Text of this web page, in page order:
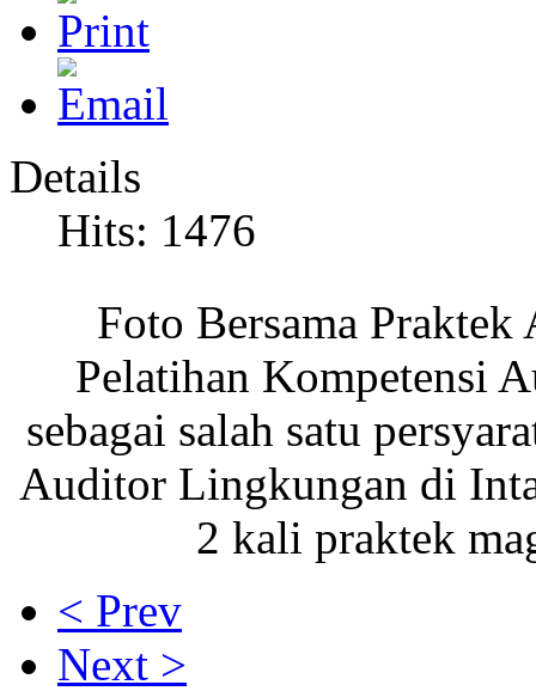
Details
Hits: 1476
Foto Bersama
Pelatihan Kompetensi
sebagai salah satu
Auditor Lingkungan di
2 kali praktek
< Prev
Next >